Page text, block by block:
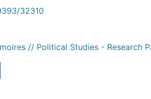
32310
// Political Studies - Research